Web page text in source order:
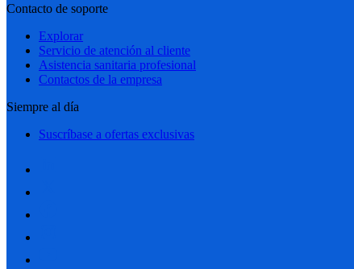
Contacto de soporte
Explorar
Servicio de atención al cliente
Asistencia sanitaria profesional
Contactos de la empresa
Siempre al día
Suscríbase a ofertas exclusivas